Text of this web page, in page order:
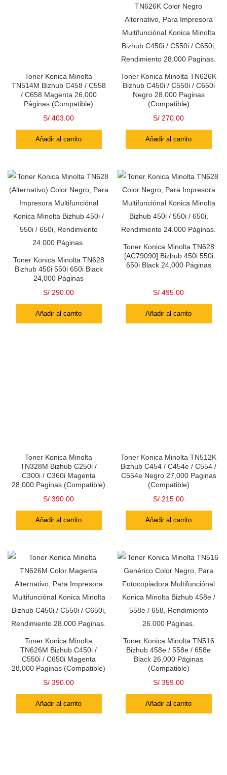
Toner Konica Minolta
TN514M Bizhub C458 / C558
/ C658 Magenta 26,000
Páginas (Compatible)
S/ 403.00
Añadir al carrito
Toner Konica Minolta TN626K
Bizhub C450i / C550i / C650i
Negro 28,000 Paginas
(Compatible)
S/ 270.00
Añadir al carrito
Toner Konica Minolta TN628
Bizhub 450i 550i 650i Black
24,000 Páginas
S/ 290.00
Añadir al carrito
Toner Konica Minolta TN628
[AC79090] Bizhub 450i 550i
650i Black 24,000 Páginas
S/ 495.00
Añadir al carrito
Toner Konica Minolta
TN328M Bizhub C250i /
C300i / C360i Magenta
28,000 Paginas (Compatible)
S/ 390.00
Añadir al carrito
Toner Konica Minolta TN512K
Bizhub C454 / C454e / C554 /
C554e Negro 27,000 Paginas
(Compatible)
S/ 215.00
Añadir al carrito
Toner Konica Minolta
TN626M Bizhub C450i /
C550i / C650i Magenta
28,000 Paginas (Compatible)
S/ 390.00
Añadir al carrito
Toner Konica Minolta TN516
Bizhub 458e / 558e / 658e
Black 26,000 Páginas
(Compatible)
S/ 359.00
Añadir al carrito